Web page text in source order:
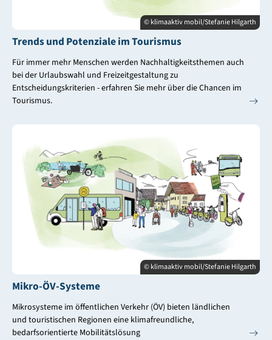
© klimaaktiv mobil/Stefanie Hilgarth
Trends und Potenziale im Tourismus
Für immer mehr Menschen werden Nachhaltigkeitsthemen auch
bei der Urlaubswahl und Freizeitgestaltung zu
Entscheidungskriterien - erfahren Sie mehr über die Chancen im
Tourismus.
© klimaaktiv mobil/Stefanie Hilgarth
Mikro-ÖV-Systeme
Mikrosysteme im öffentlichen Verkehr (ÖV) bieten ländlichen
und touristischen Regionen eine klimafreundliche,
bedarfsorientierte Mobilitätslösung